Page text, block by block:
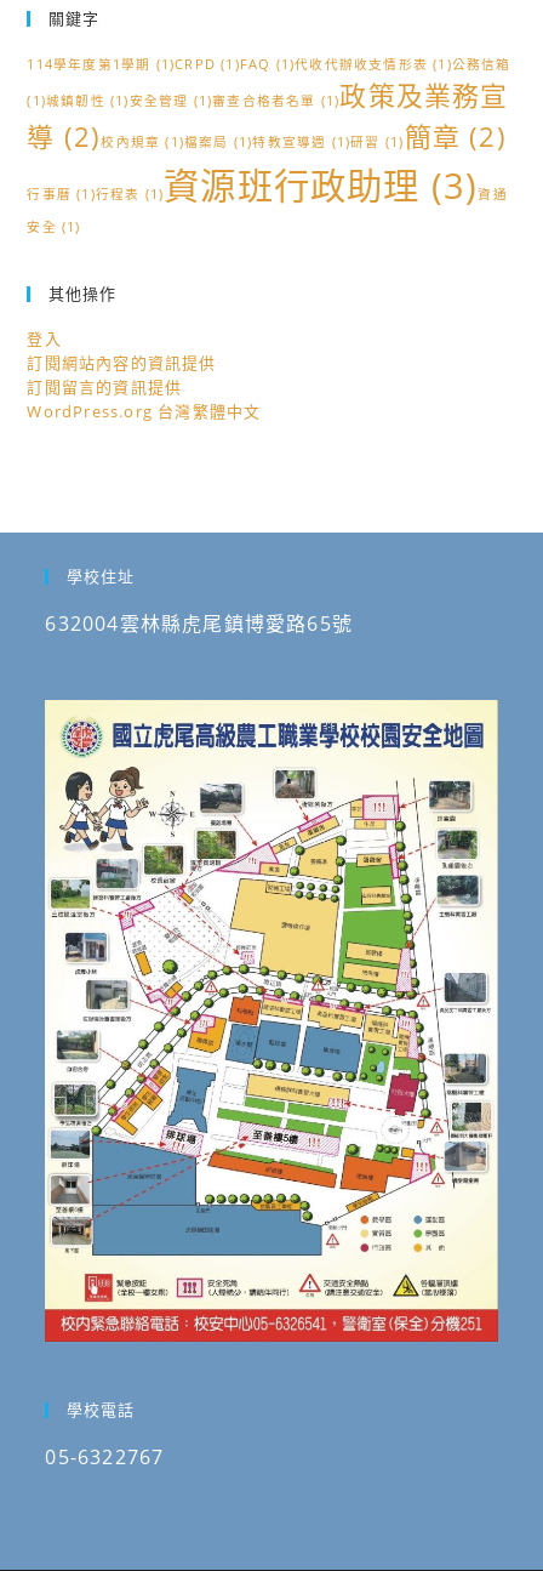
關鍵字
114學年度第1學期 (1)CRPD (1)FAQ (1)代收代辦收支情形表 (1)公務信箱
(1)城鎮韌性 (1)安全管理 (1)審查合格者名單 (1)政策及業務宣
導 (2)校內規章 (1)檔案局 (1)特教宣導週 (1)研習 (1) 簡章 (2)
行事曆 (1)行程表 (1)資源班行政助理 (3)資通
安全 (1)
其他操作
登入
訂閱網站內容的資訊提供
訂閱留言的資訊提供
WordPress.org 台灣繁體中文
學校住址
632004雲林縣虎尾鎮博愛路65號
學校電話
05-6322767